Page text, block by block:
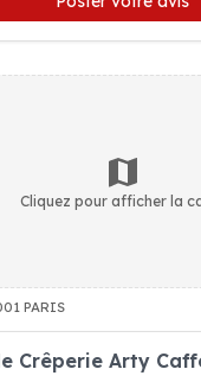
Cliquez pour afficher la
PARIS
Crêperie Arty